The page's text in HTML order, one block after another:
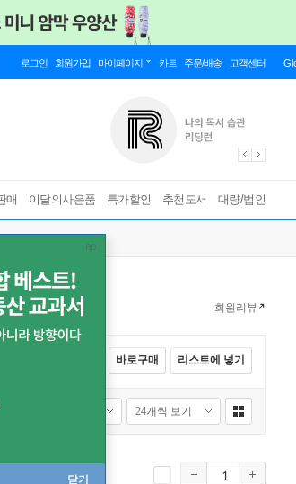
로그인 회원가입 마이페이지 카트 주문/배송 고객센터
매 이달의사은품 특가할인 추천도서 대량/법인
닫기
회원리뷰
바로구매 리스트에 넣기